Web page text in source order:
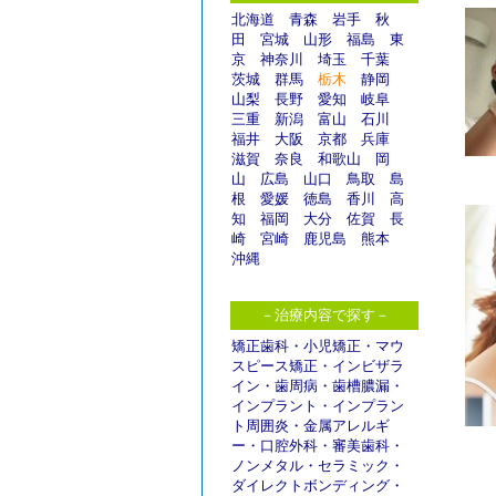
北海道 青森 岩手
秋
田
宮城 山形 福島
東
京
神奈川 埼玉
千葉
茨城
群馬 栃木
静岡
山梨
長野 愛知
岐阜
三重
新潟 富山
石川
福井
大阪 京都
兵庫
滋賀
奈良 和歌山
岡
山
広島 山口 鳥取
島
根
愛媛 徳島 香川
高
知
福岡 大分 佐賀
長
崎
宮崎 鹿児島
熊本
沖縄
－治療内容で探す－
矯正歯科 ・ 小児矯正 ・ マウ
スピース矯正 ・ インビザラ
イン ・ 歯周病 ・ 歯槽膿漏 ・
インプラント ・ インプラン
ト周囲炎 ・ 金属アレルギ
ー ・ 口腔外科 ・ 審美歯科 ・
ノンメタル ・ セラミック ・
ダイレクトボンディング ・